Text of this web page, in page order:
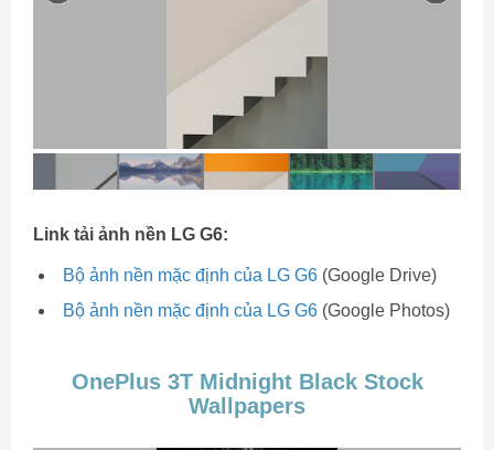
Link tải ảnh nền LG G6:
Bộ ảnh nền mặc định của LG G6 (Google Drive)
Bộ ảnh nền mặc định của LG G6 (Google Photos)
OnePlus 3T Midnight Black Stock
Wallpapers